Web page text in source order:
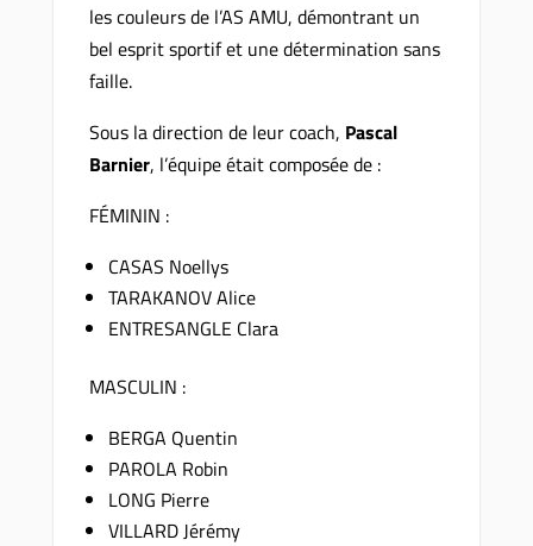
les couleurs de l’AS AMU, démontrant un
bel esprit sportif et une détermination sans
faille.
Sous la direction de leur coach, Pascal
Barnier, l’équipe était composée de :
FÉMININ :
CASAS Noellys
TARAKANOV Alice
ENTRESANGLE Clara
MASCULIN :
BERGA Quentin
PAROLA Robin
LONG Pierre
VILLARD Jérémy